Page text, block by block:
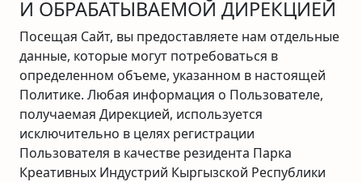
И ОБРАБАТЫВАЕМОЙ ДИРЕКЦИЕЙ
Посещая Сайт, вы предоставляете нам отдельные
данные, которые могут потребоваться в
определенном объеме, указанном в настоящей
Политике. Любая информация о Пользователе,
получаемая Дирекцией, используется
исключительно в целях регистрации
Пользователя в качестве резидента Парка
Креативных Индустрий Кыргызской Республики